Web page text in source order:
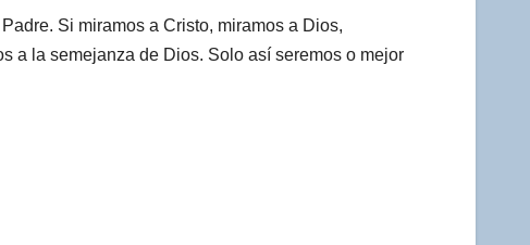
Si miramos a Cristo, miramos a Dios,
a la semejanza de Dios. Solo así seremos o mejor